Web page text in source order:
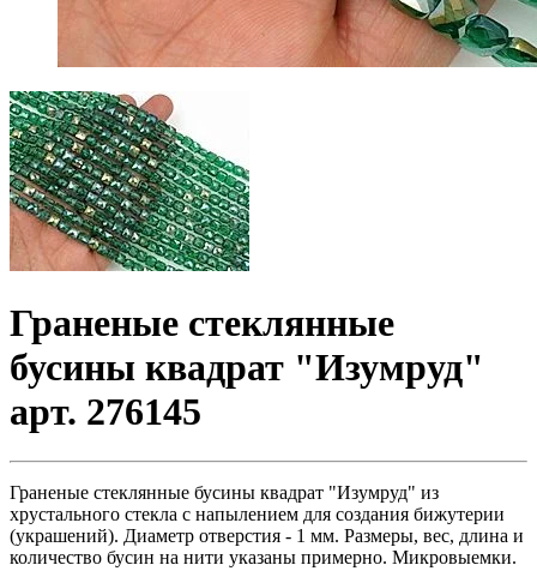
Граненые стеклянные
бусины квадрат "Изумруд"
арт. 276145
Граненые стеклянные бусины квадрат "Изумруд" из
хрустального стекла с напылением для создания бижутерии
(украшений). Диаметр отверстия - 1 мм. Размеры, вес, длина и
количество бусин на нити указаны примерно. Микровыемки.